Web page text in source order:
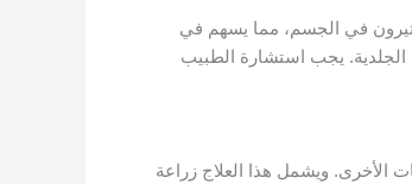
في الجسم، مما يسهم في
الجلدية. يجب استشارة الطبيب
الأخرى. ويشمل هذا العلاج زراعة